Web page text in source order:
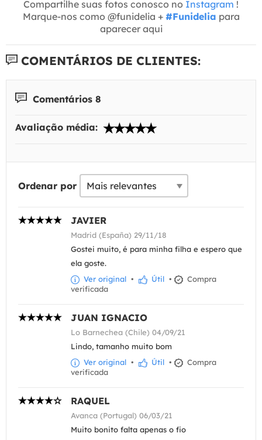
Compartilhe suas fotos conosco no Instagram !
Marque-nos como @funidelia + #Funidelia para
aparecer aqui
COMENTÁRIOS DE CLIENTES:
Comentários 8
Avaliação média:
Ordenar por
JAVIER
Madrid (España) 29/11/18
Gostei muito, é para minha filha e espero que
ela goste.
Ver original • Útil •
Compra
verificada
JUAN IGNACIO
Lo Barnechea (Chile) 04/09/21
Lindo, tamanho muito bom
Ver original • Útil •
Compra
verificada
RAQUEL
Avanca (Portugal) 06/03/21
Muito bonito falta apenas o fio